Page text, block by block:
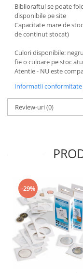
Biblioraftul se poate
disponibile pe site
Capacitate mare de
de continut stocat)
Culori disponibile:
fie o culoare pe stoc
Atentie - NU este
Informatii
Review-uri(0)
-29%